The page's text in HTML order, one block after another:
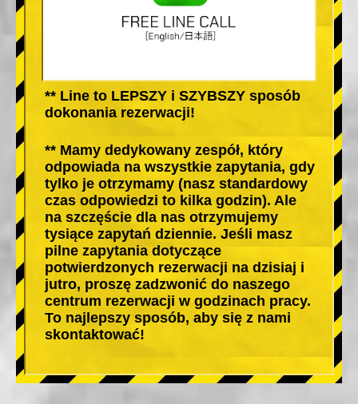
** Line to LEPSZY i SZYBSZY sposób
dokonania rezerwacji!
** Mamy dedykowany zespół, który
odpowiada na wszystkie zapytania, gdy
tylko je otrzymamy (nasz standardowy
czas odpowiedzi to kilka godzin). Ale
na szczęście dla nas otrzymujemy
tysiące zapytań dziennie. Jeśli masz
pilne zapytania dotyczące
potwierdzonych rezerwacji na dzisiaj i
jutro, proszę zadzwonić do naszego
centrum rezerwacji w godzinach pracy.
To najlepszy sposób, aby się z nami
skontaktować!